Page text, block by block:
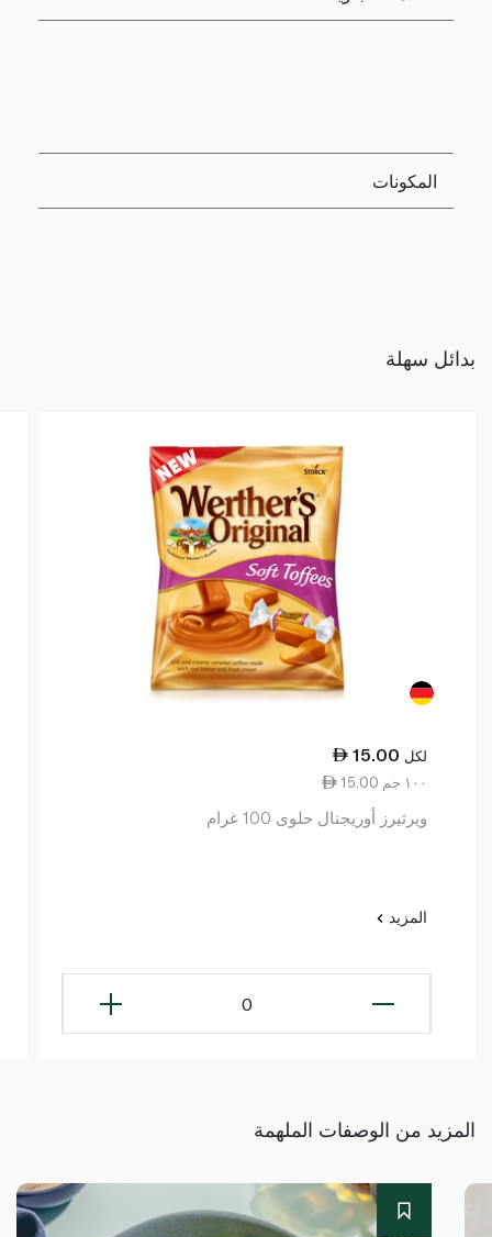
المكونات
بدائل سهلة
15.00 لكل
15.00 ١٠٠ جم
ويرثيرز أوريجنال حلوى 100 غرام
المزيد
0
المزيد من الوصفات الملهمة